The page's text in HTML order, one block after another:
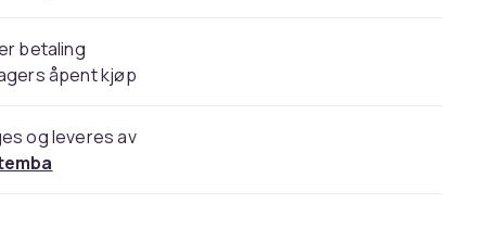
betaling
åpent kjøp
og leveres av